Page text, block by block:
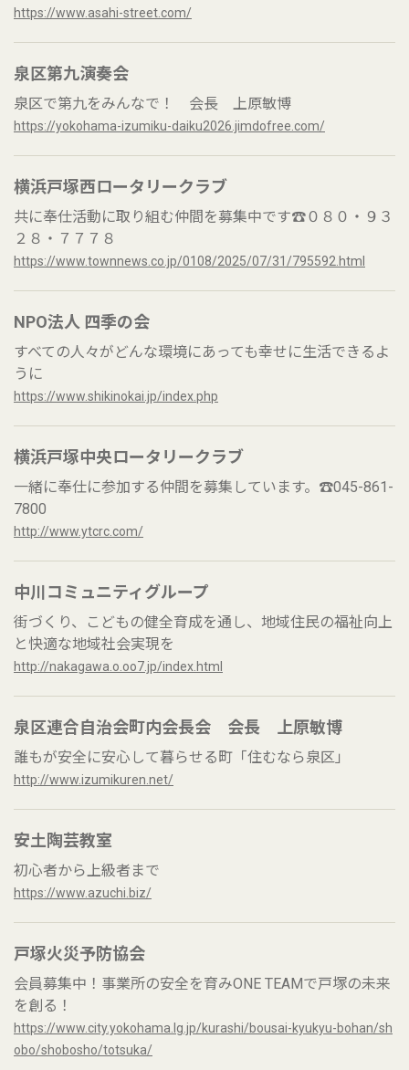
https://www.asahi-street.com/
泉区第九演奏会
泉区で第九をみんなで！ 会長 上原敏博
https://yokohama-izumiku-daiku2026.jimdofree.com/
横浜戸塚西ロータリークラブ
共に奉仕活動に取り組む仲間を募集中です☎０８０・９３
２８・７７７８
https://www.townnews.co.jp/0108/2025/07/31/795592.html
NPO法人 四季の会
すべての人々がどんな環境にあっても幸せに生活できるよ
うに
https://www.shikinokai.jp/index.php
横浜戸塚中央ロータリークラブ
一緒に奉仕に参加する仲間を募集しています。☎045-861-
7800
http://www.ytcrc.com/
中川コミュニティグループ
街づくり、こどもの健全育成を通し、地域住民の福祉向上
と快適な地域社会実現を
http://nakagawa.o.oo7.jp/index.html
泉区連合自治会町内会長会 会長 上原敏博
誰もが安全に安心して暮らせる町「住むなら泉区」
http://www.izumikuren.net/
安土陶芸教室
初心者から上級者まで
https://www.azuchi.biz/
戸塚火災予防協会
会員募集中！事業所の安全を育みONE TEAMで戸塚の未来
を創る！
https://www.city.yokohama.lg.jp/kurashi/bousai-kyukyu-bohan/sh
obo/shobosho/totsuka/